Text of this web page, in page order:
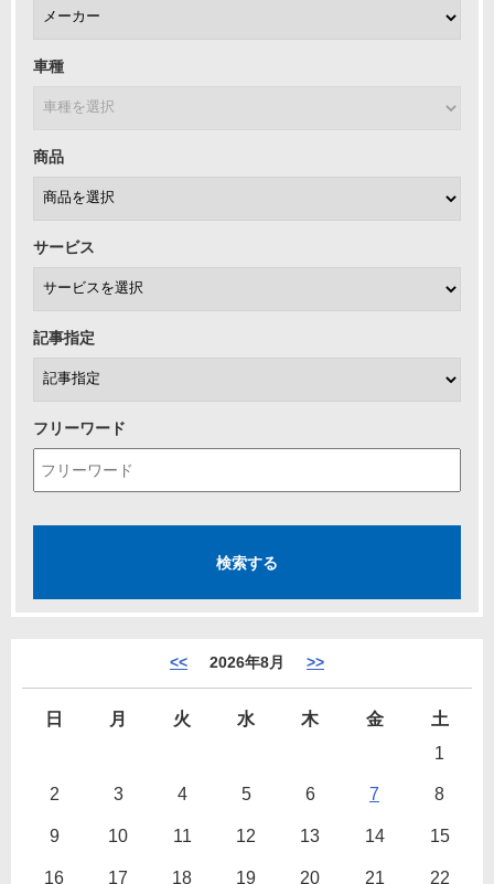
車種
商品
サービス
記事指定
フリーワード
<< 2026年8月 >>
日 月 火 水 木 金
土
1
2 3 4 5 6 7 8
9 10 11 12 13 14 15
16 17 18 19 20 21 22